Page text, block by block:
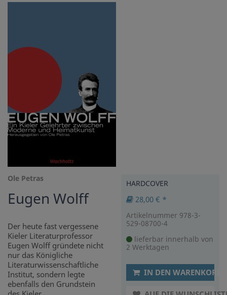
Ole Petras
Eugen Wolff
Der heute fast vergessene
Kieler Literaturprofessor
Eugen Wolff gründete nicht
nur das Königliche
Literaturwissenschaftliche
Institut, sondern legte
ebenfalls den Grundstein
HARDCOVER
28,00 € *
Artikelnummer 978-3-
529-08700-4
lieferbar innerhalb von
2 Werktagen
IN DEN WARENKORB